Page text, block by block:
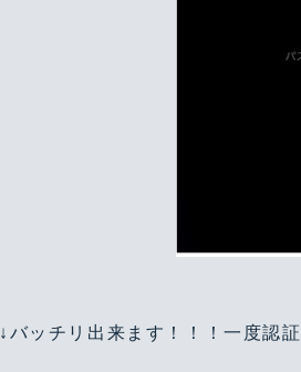
↓バッチリ出来ます！！！一度認